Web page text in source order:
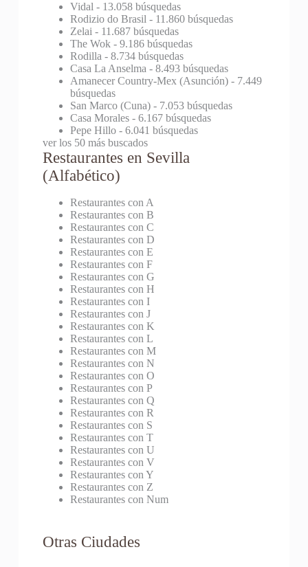
Vidal - 13.058 búsquedas
Rodizio do Brasil - 11.860 búsquedas
Zelai - 11.687 búsquedas
The Wok- 9.186 búsquedas
Rodilla - 8.734 búsquedas
Casa La Anselma - 8.493 búsquedas
Amanecer Country-Mex (Asunción)- 7.449
búsquedas
San Marco (Cuna)- 7.053 búsquedas
Casa Morales- 6.167 búsquedas
Pepe Hillo- 6.041 búsquedas
ver los 50 más buscados
Restaurantes en Sevilla
(Alfabético)
Restaurantes con A
Restaurantes con B
Restaurantes con C
Restaurantes con D
Restaurantes con E
Restaurantes con F
Restaurantes con G
Restaurantes con H
Restaurantes con I
Restaurantes con J
Restaurantes con K
Restaurantes con L
Restaurantes con M
Restaurantes con N
Restaurantes con O
Restaurantes con P
Restaurantes con Q
Restaurantes con R
Restaurantes con S
Restaurantes con T
Restaurantes con U
Restaurantes con V
Restaurantes con Y
Restaurantes con Z
Restaurantes con Num
Otras Ciudades